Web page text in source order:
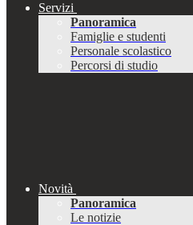
Servizi
Panoramica
Famiglie e studenti
Personale scolastico
Percorsi di studio
Novità
Panoramica
Le notizie